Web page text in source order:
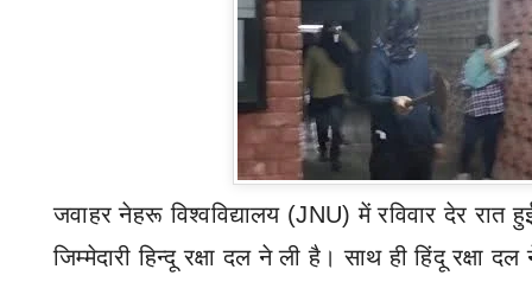
जवाहर नेहरू विश्वविद्यालय (JNU)में रविवार देर रात
जिम्मेदारी हिन्दू रक्षा दल ने ली है। साथ ही हिंदू रक्षा